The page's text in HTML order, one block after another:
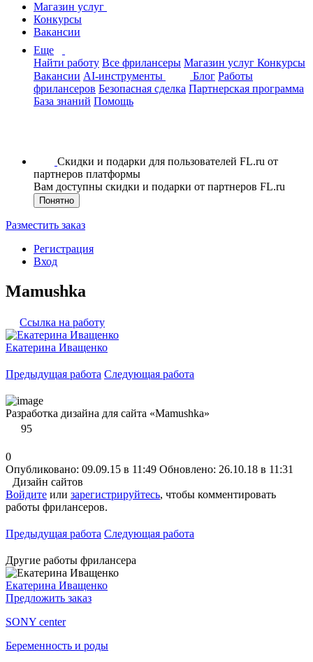
Магазин услуг
Конкурсы
Вакансии
Еще
Найти работу Все фрилансеры Магазин услуг Конкурсы
Вакансии AI-инструменты Блог Работы
фрилансеров Безопасная сделка Партнерская программа
База знаний Помощь
Скидки и подарки для пользователей FL.ru от
партнеров платформы
Вам доступны скидки и подарки от партнеров FL.ru
Понятно
Разместить заказ
Регистрация
Вход
Mamushka
Ссылка на работу
Екатерина Иващенко
Предыдущая работа Следующая работа
Разработка дизайна для сайта «Mamushka»
95
0
Опубликовано: 09.09.15 в 11:49 Обновлено: 26.10.18 в 11:31
Дизайн сайтов
Войдите или зарегистрируйтесь, чтобы комментировать
работы фрилансеров.
Предыдущая работа Следующая работа
Другие работы фрилансера
Екатерина Иващенко
Предложить заказ
SONY center
Беременность и роды